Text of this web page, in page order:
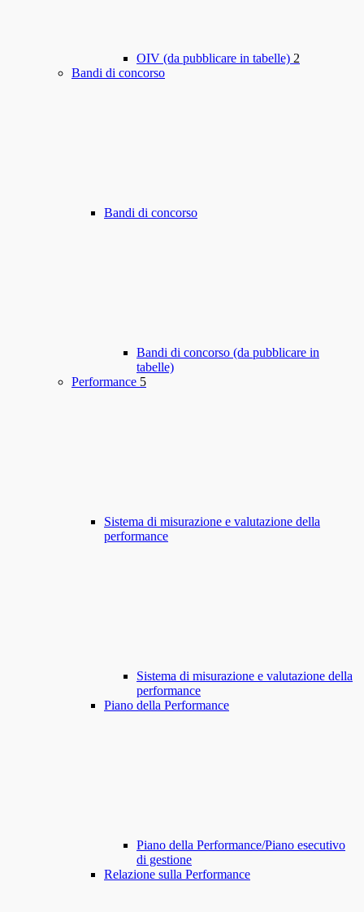
OIV (da pubblicare in tabelle) 2
Bandi di concorso
Bandi di concorso
Bandi di concorso (da pubblicare in
tabelle)
Performance 5
Sistema di misurazione e valutazione della
performance
Sistema di misurazione e valutazione della
performance
Piano della Performance
Piano della Performance/Piano esecutivo
di gestione
Relazione sulla Performance